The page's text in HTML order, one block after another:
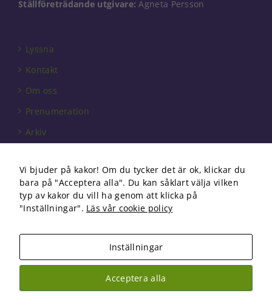
Ställföreträdande utgivare: Agneta Persson
Lyssna
Kontakt
Om oss
Prenumeration
Arkiv
Förbundet
Om cookies
Copyright 2026 Fysioterapi | All Rights Reserved
Facebook
Instagram
Vi bjuder på kakor! Om du tycker det är ok, klickar du
bara på "Acceptera alla". Du kan såklart välja vilken
typ av kakor du vill ha genom att klicka på
"Inställningar". Läs vår cookie policy
Inställningar
Acceptera alla
Dessa kakor
hemsidans
funktionalitet
och
uppbyggnad,
används.
Upplevelse